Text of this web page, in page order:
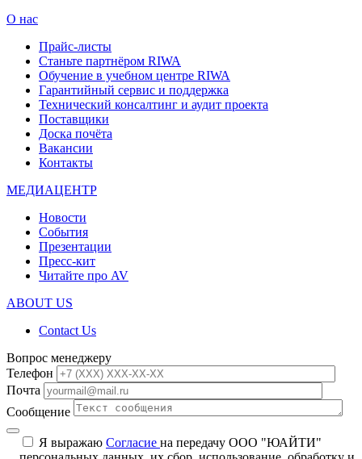
О нас
Прайс-листы
Станьте партнёром RIWA
Обучение в учебном центре RIWA
Гарантийный сервис и поддержка
Технический консалтинг и аудит проекта
Поставщики
Доска почёта
Вакансии
Контакты
МЕДИАЦЕНТР
Новости
События
Презентации
Пресс-кит
Читайте про AV
ABOUT US
Contact Us
Вопрос менеджеру
Телефон
Почта
Сообщение
Я выражаю Согласие на передачу ООО "ЮАЙТИ"